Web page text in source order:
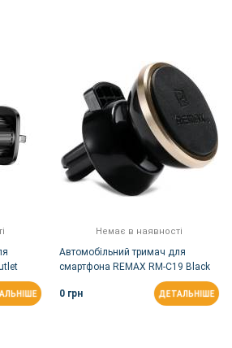
Немає в наявності
Автомобільний тримач для
смартфона REMAX RM-C19 Black
0 грн
ДЕТАЛЬНІШЕ